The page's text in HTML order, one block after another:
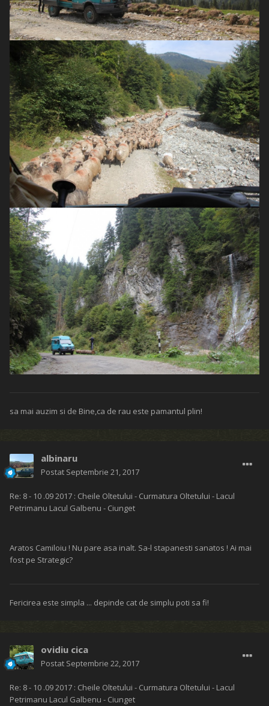
sa mai auzim si de Bine,ca de rau este pamantul plin!
albinaru
Postat Septembrie 21, 2017
Re: 8 - 10 .09 2017 : Cheile Oltetului - Curmatura Oltetului - Lacul
Petrimanu Lacul Galbenu - Ciunget
Aratos Camiloiu ! Nu pare asa inalt. Sa-l stapanesti sanatos ! Ai mai
fost pe Strategic?
Fericirea este simpla ... depinde cat de simplu poti sa fi!
ovidiu cica
Postat Septembrie 22, 2017
Re: 8 - 10 .09 2017 : Cheile Oltetului - Curmatura Oltetului - Lacul
Petrimanu Lacul Galbenu - Ciunget